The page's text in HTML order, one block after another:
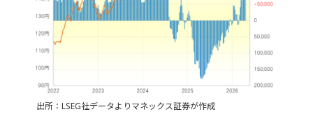
出所：LSEG社データよりマネックス証券が作成